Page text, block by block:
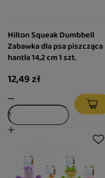
Hilton Squeak Dumbbell
Zabawka dla psa piszcząca
hantla 14,2 cm 1 szt.
12,49 zł